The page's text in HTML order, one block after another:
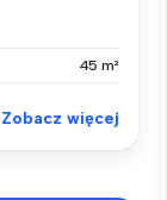
45 m²
Zobacz więcej